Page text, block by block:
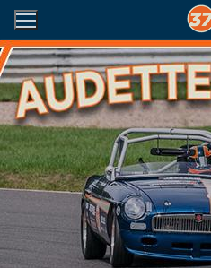
Aller
au
contenu